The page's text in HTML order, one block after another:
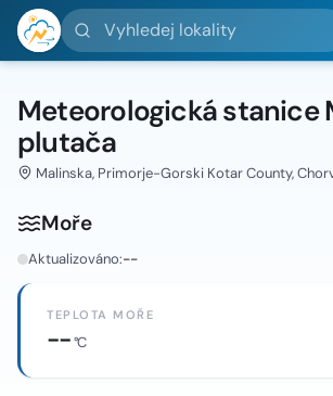
Vyhledej lokality
Meteorologická stanice
plutača
Malinska, Primorje-Gorski Kotar County,
Moře
Aktualizováno:--
TEPLOTA MOŘE
--°C